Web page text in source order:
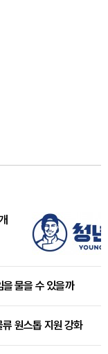
물을 수 있을까
류 원스톱 지원 강화